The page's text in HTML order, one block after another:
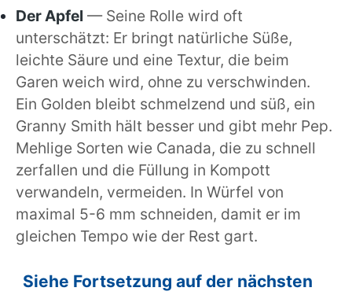
Der Apfel — Seine Rolle wird oft
unterschätzt: Er bringt natürliche Süße,
leichte Säure und eine Textur, die beim
Garen weich wird, ohne zu verschwinden.
Ein Golden bleibt schmelzend und süß, ein
Granny Smith hält besser und gibt mehr Pep.
Mehlige Sorten wie Canada, die zu schnell
zerfallen und die Füllung in Kompott
verwandeln, vermeiden. In Würfel von
maximal 5-6 mm schneiden, damit er im
gleichen Tempo wie der Rest gart.
Siehe Fortsetzung auf der nächsten